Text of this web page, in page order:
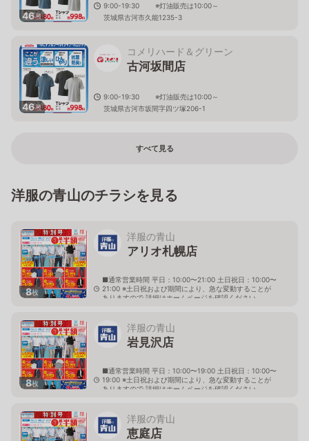
46枚
9:00-19:30 ※灯油販売は10:00～
茨城県古河市久能1235-3
46枚
コメリハード＆グリーン
古河坂間店
9:00-19:30 ※灯油販売は10:00～
茨城県古河市坂間字四ツ塚206-1
すべて見る
洋服の青山のチラシを見る
8枚
洋服の青山
アリオ札幌店
■通常営業時間 平日：10:00〜21:00 土日祝日：10:00〜
21:00 ※土日祝および期間により、急な変動することが
ありますので 詳細はホームページを確認ください
8枚
洋服の青山
岩見沢店
■通常営業時間 平日：10:00〜19:00 土日祝日：10:00〜
19:00 ※土日祝および期間により、急な変動することが
ありますので 詳細はホームページを確認ください
洋服の青山
恵庭店